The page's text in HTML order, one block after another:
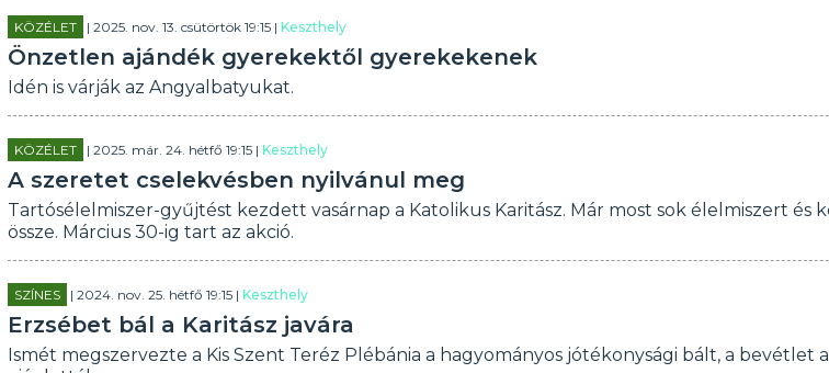
KÖZÉLET | 2025. nov. 13. csütörtök 19:15 | Keszthely
Önzetlen ajándék gyerekektől gyerekekenek
Idén is várják az Angyalbatyukat.
KÖZÉLET | 2025. már. 24. hétfő 19:15 | Keszthely
A szeretet cselekvésben nyilvánul meg
Tartósélelmiszer-gyűjtést kezdett vasárnap a Katolikus Karitász. Már most sok élelmiszert
össze. Március 30-ig tart az akció.
SZÍNES | 2024. nov. 25. hétfő 19:15 | Keszthely
Erzsébet bál a Karitász javára
Ismét megszervezte a Kis Szent Teréz Plébánia a hagyományos jótékonysági bált, a bevétlet